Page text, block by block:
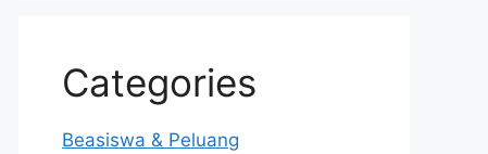
Categories
Beasiswa & Peluang